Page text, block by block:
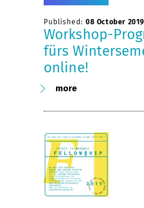
Published: 08 October 2019
Workshop-
fürs
online!
more